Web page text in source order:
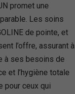
promet une
Les soins
de pointe, et
l’offre, assurant à
à ses besoins de
et l’hygiène totale
pour ceux qui